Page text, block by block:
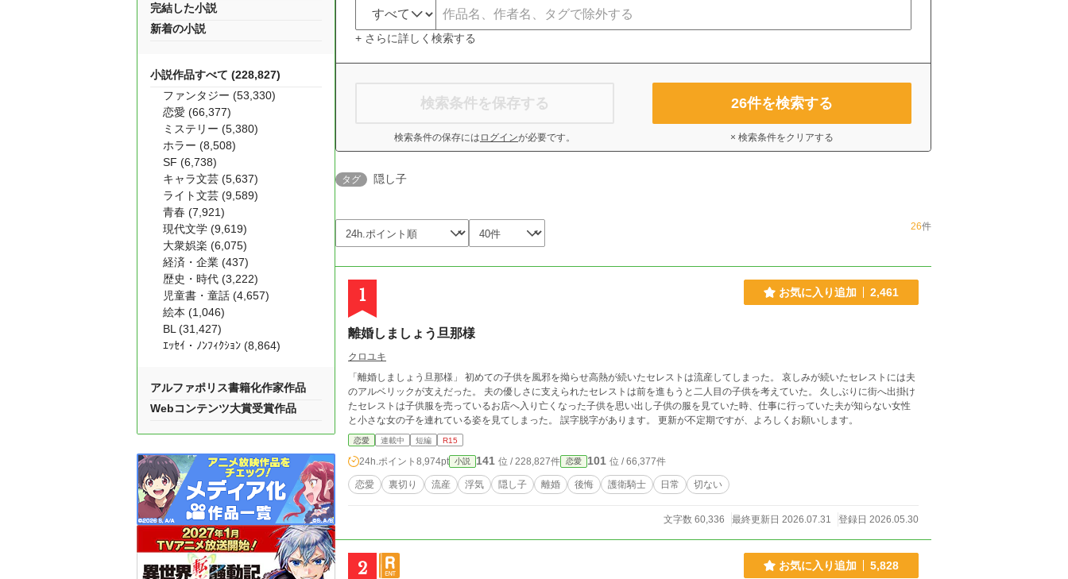
+ さらに詳しく検索する
検索条件を保存する
検索条件の保存には ログインが必要です。
26件を検索する
× 検索条件をクリアする
タグ 隠し子
26件
1 お気に入り追加 2,461
離婚しましょう旦那様
クロユキ
「離婚しましょう旦那様」 初めての子供を風邪を拗らせ高熱が続いたセレストは流産してしまった。 哀しみが続いたセレストには夫
のアルベリックが支えだった。 夫の優しさに支えられたセレストは前を進もうと二人目の子供を考えていた。 久しぶりに街へ出掛け
たセレストは子供服を売っているお店へ入り亡くなった子供を思い出し子供の服を見ていた時、仕事に行っていた夫が知らない女性
と小さな女の子を連れている姿を見てしまった。 誤字脱字があります。 更新が不定期ですが、よろしくお願いします。
恋愛 連載中 短編 R15
24h.ポイント 8,974pt 小説 141 位 / 228,827件 恋愛 101 位 / 66,377件
恋愛 裏切り 流産 浮気 隠し子 離婚 後悔 護衛騎士 日常 切ない
文字数 60,336 最終更新日 2026.07.31 登録日 2026.05.30
2 お気に入り追加 5,828
完結した小説
新着の小説
小説作品すべて (228,827)
ファンタジー (53,330)
恋愛 (66,377)
ミステリー (5,380)
ホラー (8,508)
SF (6,738)
キャラ文芸 (5,637)
ライト文芸 (9,589)
青春 (7,921)
現代文学 (9,619)
大衆娯楽 (6,075)
経済・企業 (437)
歴史・時代 (3,222)
児童書・童話 (4,657)
絵本 (1,046)
BL (31,427)
ｴｯｾｲ・ﾉﾝﾌｨｸｼｮﾝ (8,864)
アルファポリス書籍化作家作品
Webコンテンツ大賞受賞作品